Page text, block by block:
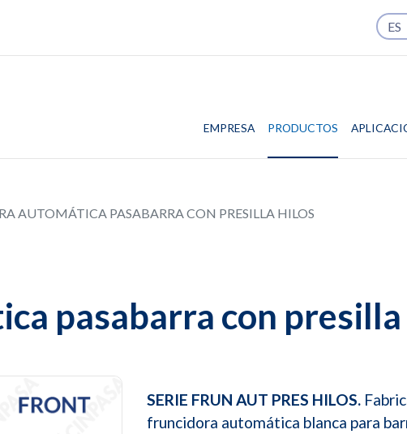
EMPRESA PRODUCTOS
EMPRESA PRODUCTOS
AUTOMÁTICA PASABARRA CON PRESILLA HILOS
pasabarra con
SERIE FRUN AUT PRES HILOS.
fruncidora automática blanca para